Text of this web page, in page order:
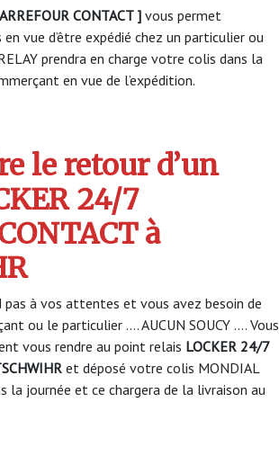
CONTACT ] vous permet
vue d’être expédié chez un particulier ou
prendra en charge votre colis dans la
en vue de l’expédition.
le retour d’un
24/7
à
pas à vos attentes et vous avez besoin de
ou le particulier …. AUCUN SOUCY …. Vous
vous rendre au point relais LOCKER 24/7
et déposé votre colis MONDIAL
la journée et ce chargera de la livraison au